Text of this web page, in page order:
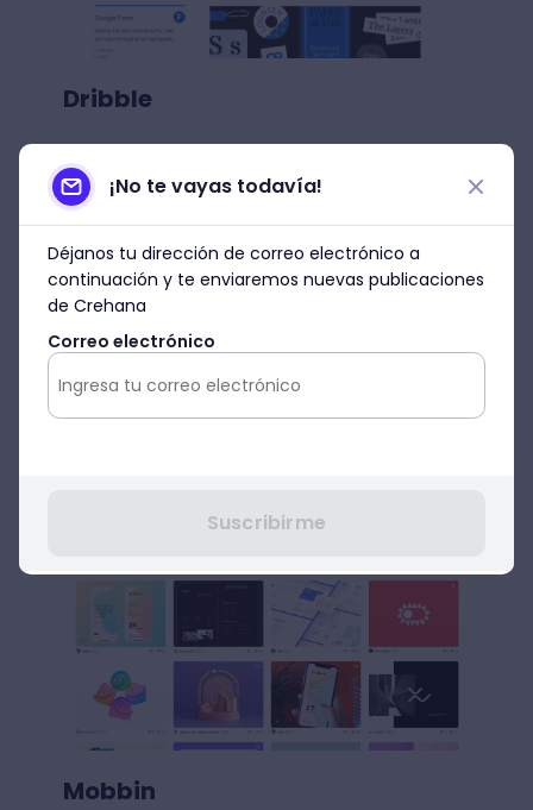
Dribble
Otra opción esDribble, una comunidad
para diseñadores y talentos creativos que
permite compartir sus trabajos y poder ser
lugar en el que puedes encontrar
inspiración para iniciar tus diseños y recibir
sombras, nuevos estilos e interacciones
alucinantes. Te dejo mi cuenta en Dribble
Mobbin
¡No te vayas todavía!
Déjanos tu dirección de correo electrónico a
continuación y te enviaremos nuevas publicaciones
de Crehana
Correo electrónico
Suscribirme